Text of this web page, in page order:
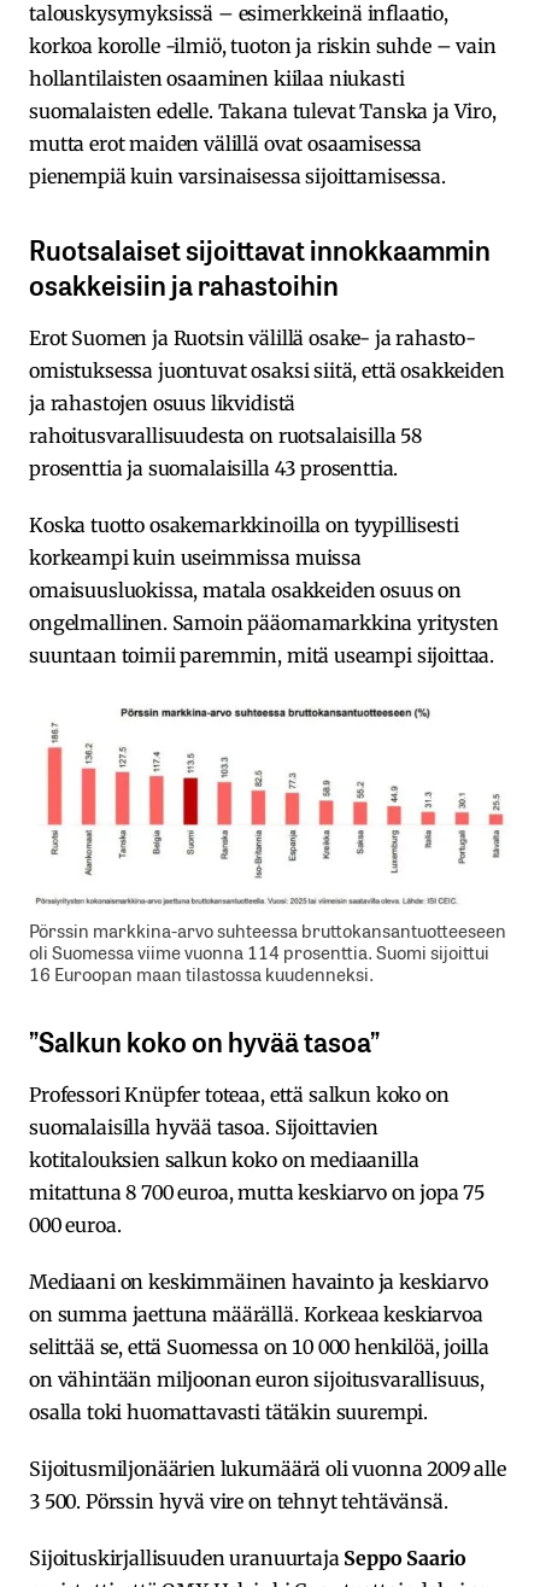
talouskysymyksissä – esimerkkeinä inflaatio,
korkoa korolle -ilmiö, tuoton ja riskin suhde – vain
hollantilaisten osaaminen kiilaa niukasti
suomalaisten edelle. Takana tulevat Tanska ja Viro,
mutta erot maiden välillä ovat osaamisessa
pienempiä kuin varsinaisessa sijoittamisessa.
Ruotsalaiset sijoittavat innokkaammin
osakkeisiin ja rahastoihin
Erot Suomen ja Ruotsin välillä osake- ja rahasto-
omistuksessa juontuvat osaksi siitä, että osakkeiden
ja rahastojen osuus likvidistä
rahoitusvarallisuudesta on ruotsalaisilla 58
prosenttia ja suomalaisilla 43 prosenttia.
Koska tuotto osakemarkkinoilla on tyypillisesti
korkeampi kuin useimmissa muissa
omaisuusluokissa, matala osakkeiden osuus on
ongelmallinen. Samoin pääomamarkkina yritysten
suuntaan toimii paremmin, mitä useampi sijoittaa.
Pörssin markkina-arvo suhteessa bruttokansantuotteeseen
oli Suomessa viime vuonna 114 prosenttia. Suomi sijoittui
16 Euroopan maan tilastossa kuudenneksi.
”Salkun koko on hyvää tasoa”
Professori Knüpfer toteaa, että salkun koko on
suomalaisilla hyvää tasoa. Sijoittavien
kotitalouksien salkun koko on mediaanilla
mitattuna 8 700 euroa, mutta keskiarvo on jopa 75
000 euroa.
Mediaani on keskimmäinen havainto ja keskiarvo
on summa jaettuna määrällä. Korkeaa keskiarvoa
selittää se, että Suomessa on 10 000 henkilöä, joilla
on vähintään miljoonan euron sijoitusvarallisuus,
osalla toki huomattavasti tätäkin suurempi.
Sijoitusmiljonäärien lukumäärä oli vuonna 2009 alle
3 500. Pörssin hyvä vire on tehnyt tehtävänsä.
Sijoituskirjallisuuden uranuurtaja Seppo Saario